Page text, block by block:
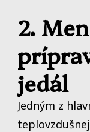
2.
jedál
Jedným z